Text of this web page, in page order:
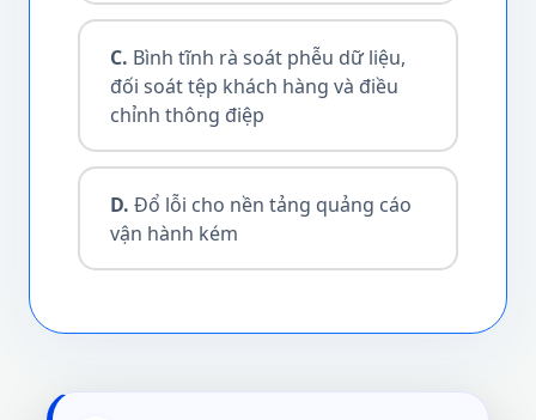
C. Bình tĩnh rà soát phễu dữ liệu,
đối soát tệp khách hàng và điều
chỉnh thông điệp
D. Đổ lỗi cho nền tảng quảng cáo
vận hành kém